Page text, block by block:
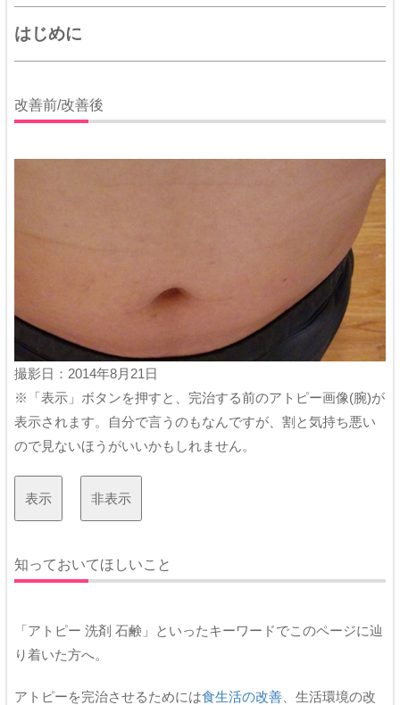
はじめに
改善前/改善後
撮影日：2014年8月21日
※「表示」ボタンを押すと、完治する前のアトピー画像(腕)が
表示されます。自分で言うのもなんですが、割と気持ち悪い
ので見ないほうがいいかもしれません。
知っておいてほしいこと
「アトピー 洗剤 石鹸」といったキーワードでこのページに辿
り着いた方へ。
アトピーを完治させるためには食生活の改善 、生活環境の改